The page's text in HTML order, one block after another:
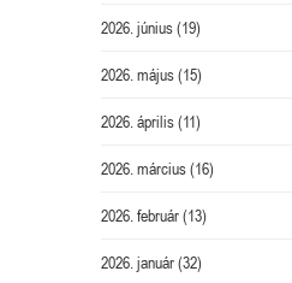
2026. június(19)
2026. május(15)
2026. április(11)
2026. március(16)
2026. február(13)
2026. január(32)